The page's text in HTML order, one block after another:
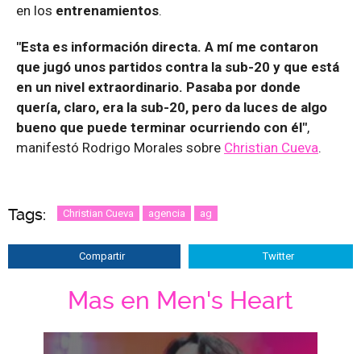
en los entrenamientos.
"Esta es información directa. A mí me contaron
que jugó unos partidos contra la sub-20 y que está
en un nivel extraordinario. Pasaba por donde
quería, claro, era la sub-20, pero da luces de algo
bueno que puede terminar ocurriendo con él",
manifestó Rodrigo Morales sobre Christian Cueva.
Tags: Christian Cueva agencia ag
Compartir Twitter
Mas en Men's Heart